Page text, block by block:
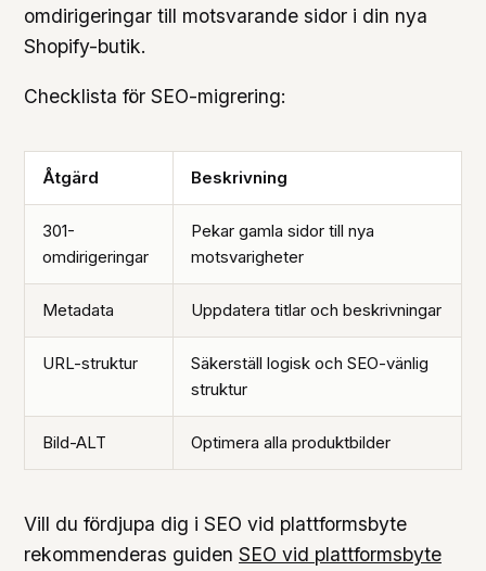
omdirigeringar till motsvarande sidor i din nya
Shopify-butik.
Checklista för SEO-migrering:
Åtgärd Beskrivning
301-
omdirigeringar
Pekar gamla sidor till nya
motsvarigheter
Metadata Uppdatera titlar och beskrivningar
URL-struktur
Säkerställ logisk och SEO-vänlig
struktur
Bild-ALT Optimera alla produktbilder
Vill du fördjupa dig i SEO vid plattformsbyte
rekommenderas guiden SEO vid plattformsbyte